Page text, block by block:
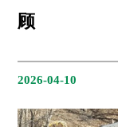
顾
2026-04-10